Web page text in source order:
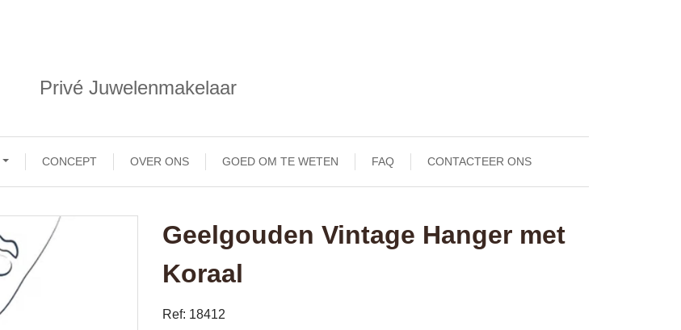
Privé Juwelenmakelaar
CONCEPT OVER ONS GOED OM TE WETEN FAQ CONTACTEER ONS
Geelgouden Vintage Hanger met
Koraal
Ref: 18412